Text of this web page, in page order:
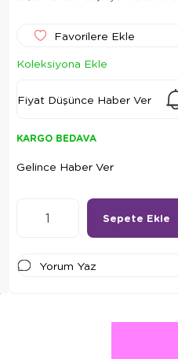
Favorilere Ekle
Koleksiyona Ekle
Fiyat Düşünce Haber Ver
KARGO BEDAVA
Gelince Haber Ver
Yorum Yaz